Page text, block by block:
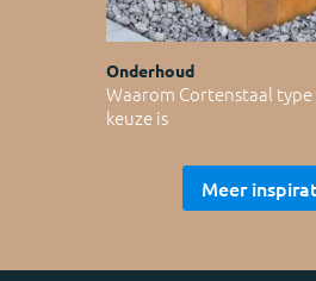
Onderhoud
Waarom Cortenstaal type
keuze is
Meer